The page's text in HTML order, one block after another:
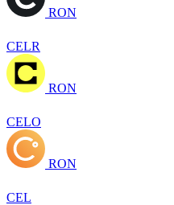
RON
CELR
RON
CELO
RON
CEL